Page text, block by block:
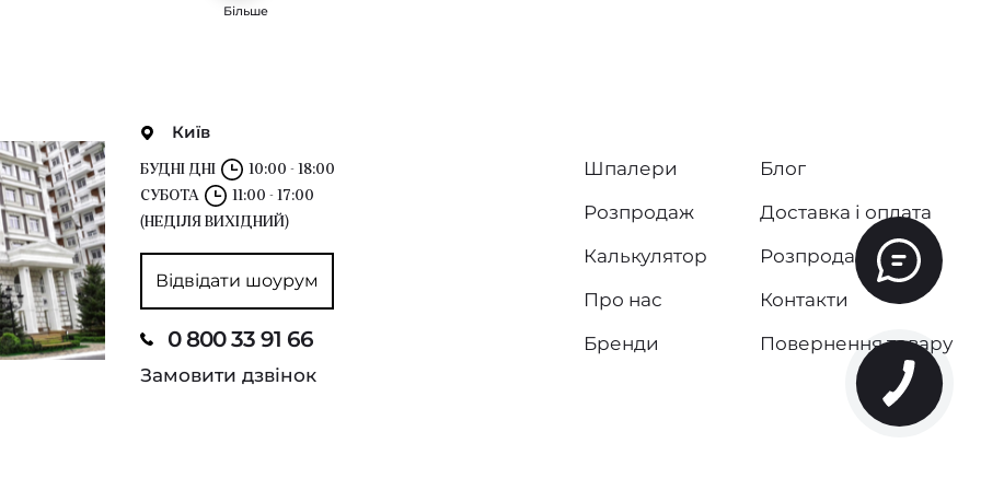
Більше
Київ
БУДНІ ДНІ
10:00 - 18:00
СУБОТА
11:00 - 17:00
(НЕДІЛЯ ВИХІДНИЙ)
Відвідати шоурум
0 800 33 91 66
Замовити дзвінок
Шпалери
Розпродаж
Калькулятор
Про нас
Бренди
Блог
Доставка і оплата
Розпродаж
Контакти
Повернення товару